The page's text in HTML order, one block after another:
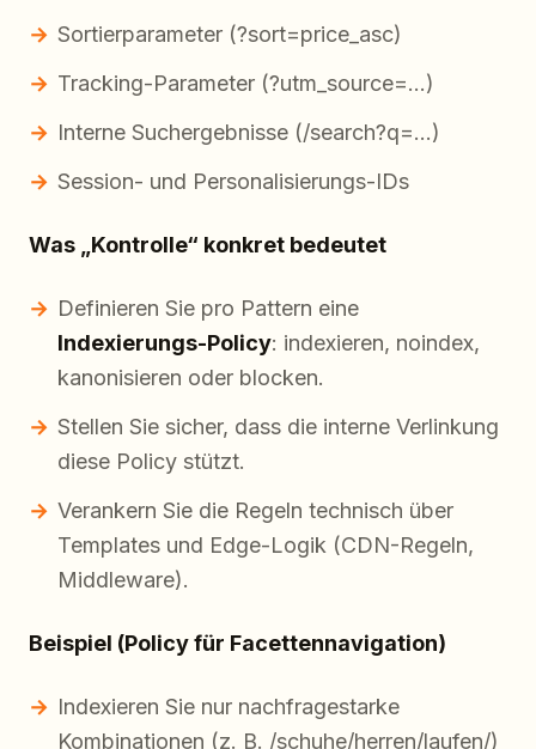
Sortierparameter (?sort=price_asc)
Tracking-Parameter (?utm_source=…)
Interne Suchergebnisse (/search?q=…)
Session- und Personalisierungs-IDs
Was „Kontrolle“ konkret bedeutet
Definieren Sie pro Pattern eine
Indexierungs-Policy: indexieren, noindex,
kanonisieren oder blocken.
Stellen Sie sicher, dass die interne Verlinkung
diese Policy stützt.
Verankern Sie die Regeln technisch über
Templates und Edge-Logik (CDN-Regeln,
Middleware).
Beispiel (Policy für Facettennavigation)
Indexieren Sie nur nachfragestarke
Kombinationen (z. B. /schuhe/herren/laufen/)